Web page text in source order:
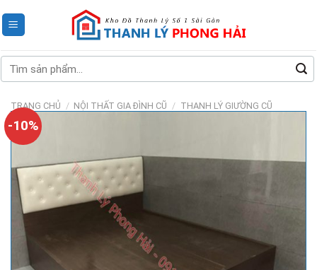
to
Tìm
kiếm:
TRANG CHỦ / NỘI THẤT GIA ĐÌNH CŨ / THANH LÝ GIƯỜNG CŨ
-10%